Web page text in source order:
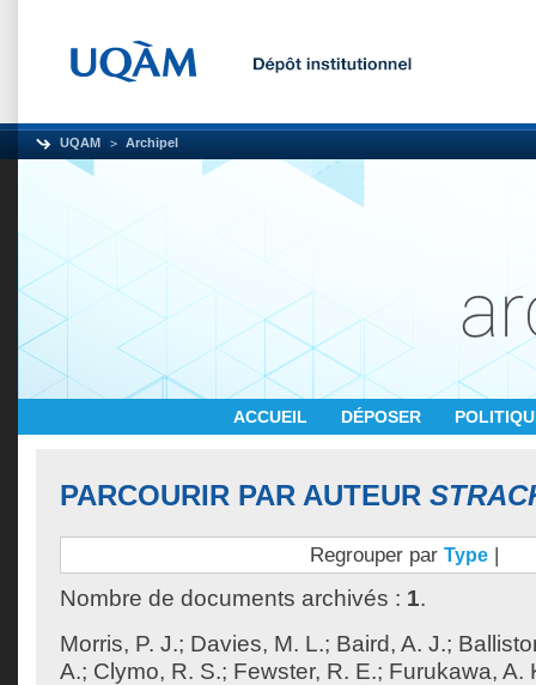
UQAM Archipel
ACCUEIL DÉPOSER
PARCOURIR PAR AUTEUR
Regrouper par Type |
Nombre de documents archivés : 1.
Morris, P. J.; Davies, M. L.; Baird, A. J.;
A.; Clymo, R. S.; Fewster, R. E.; Furukawa, A.